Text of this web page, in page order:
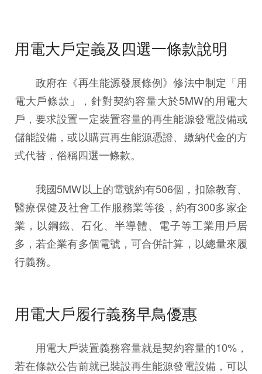
用電大戶定義及四選一條款說明
政府在《再生能源發展條例》修法中制定「用
電大戶條款」，針對契約容量大於5MW的用電大
戶，要求設置一定裝置容量的再生能源發電設備或
儲能設備，或以購買再生能源憑證、繳納代金的方
式代替，俗稱四選一條款。
我國5MW以上的電號約有506個，扣除教育、
醫療保健及社會工作服務業等後，約有300多家企
業，以鋼鐵、石化、半導體、電子等工業用戶居
多，若企業有多個電號，可合併計算，以總量來履
行義務。
用電大戶履行義務早鳥優惠
用電大戶裝置義務容量就是契約容量的10%，
若在條款公告前就已裝設再生能源發電設備，可以